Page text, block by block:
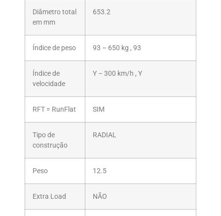
Diâmetro total
em mm
653.2
Índice de peso 93 – 650 kg , 93
Índice de
velocidade
Y – 300 km/h , Y
RFT = RunFlat SIM
Tipo de
construção
RADIAL
Peso 12.5
Extra Load NÃO